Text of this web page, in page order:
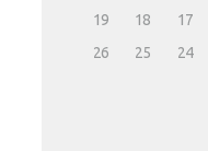
17
18
19
24
25
26